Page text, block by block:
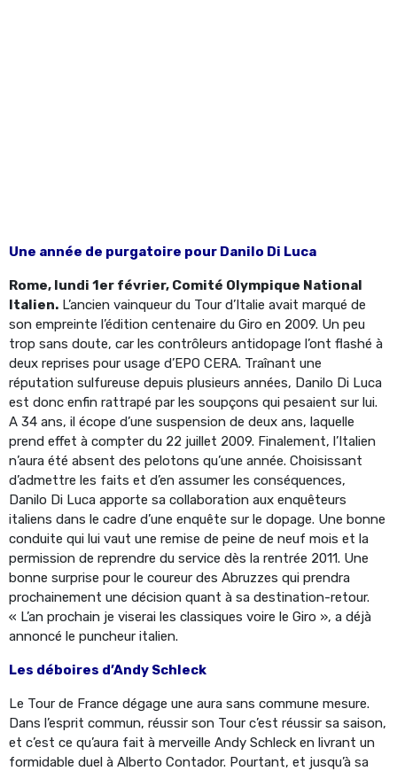
Une année de purgatoire pour Danilo Di Luca
Rome, lundi 1er février, Comité Olympique National
Italien. L’ancien vainqueur du Tour d’Italie avait marqué de
son empreinte l’édition centenaire du Giro en 2009. Un peu
trop sans doute, car les contrôleurs antidopage l’ont flashé à
deux reprises pour usage d’EPO CERA. Traînant une
réputation sulfureuse depuis plusieurs années, Danilo Di Luca
est donc enfin rattrapé par les soupçons qui pesaient sur lui.
A 34 ans, il écope d’une suspension de deux ans, laquelle
prend effet à compter du 22 juillet 2009. Finalement, l’Italien
n’aura été absent des pelotons qu’une année. Choisissant
d’admettre les faits et d’en assumer les conséquences,
Danilo Di Luca apporte sa collaboration aux enquêteurs
italiens dans le cadre d’une enquête sur le dopage. Une bonne
conduite qui lui vaut une remise de peine de neuf mois et la
permission de reprendre du service dès la rentrée 2011. Une
bonne surprise pour le coureur des Abruzzes qui prendra
prochainement une décision quant à sa destination-retour.
« L’an prochain je viserai les classiques voire le Giro », a déjà
annoncé le puncheur italien.
Les déboires d’Andy Schleck
Le Tour de France dégage une aura sans commune mesure.
Dans l’esprit commun, réussir son Tour c’est réussir sa saison,
et c’est ce qu’aura fait à merveille Andy Schleck en livrant un
formidable duel à Alberto Contador. Pourtant, et jusqu’à sa